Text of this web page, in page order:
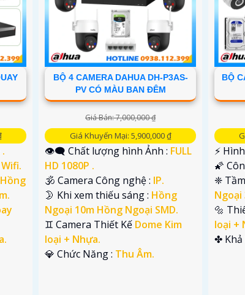
Wifi.
Hồng
BỘ 4 CAMERA DAHUA DH-P3AS-
PV CÓ MÀU BAN ĐÊM
Giá Bán: 7,000,000 ₫
Giá Khuyến Mại: 5,900,000 ₫
👁️‍🗨 Chất lượng hình Ảnh : FULL
HD 1080P .
🕉️ Camera Công nghệ : IP.
🌛 Khi xem thiếu sáng : Hồng
Ngoại 10m Hồng Ngoại SMD.
♊ Camera Thiết Kế Dome Kim
loại + Nhựa.
️💎 Chức Năng : Thu Âm.
BỘ
️⚡
🌠
❈
Ngoại
🔩
loại +
️✤ Khả